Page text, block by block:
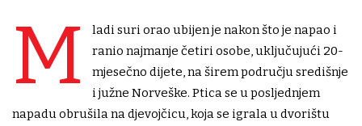
M
ladi suri orao ubijen je nakon što je napao i
ranio najmanje četiri osobe, uključujući 20-
mjesečno dijete, na širem području središnje
i južne Norveške. Ptica se u posljednjem
napadu obrušila na djevojčicu, koja se igrala u dvorištu